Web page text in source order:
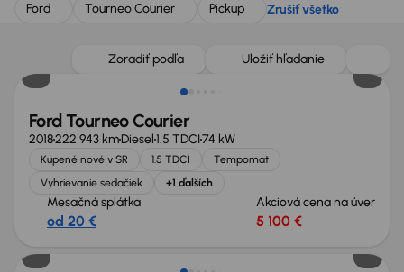
Ford
Tourneo Courier Pickup Zrušiť všetko
Zoradiť podľa Uložiť hľadanie
Zlacnené o 500 €
Ford Tourneo Courier
2018222 943 kmDiesel1.5 TDCI74 kW
Kúpené nové v SR 1.5 TDCI
Tempomat
Vyhrievanie sedačiek
+1 ďalších
Mesačná splátka
od 20 €
Akciová cena na úver
5 100 €